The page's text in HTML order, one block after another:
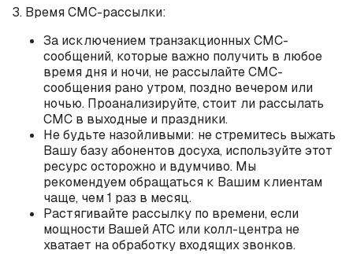
3. Время СМС-рассылки:
За исключением транзакционных СМС-
сообщений, которые важно получить в любое
время дня и ночи, не рассылайте СМС-
сообщения рано утром, поздно вечером или
ночью. Проанализируйте, стоит ли рассылать
СМС в выходные и праздники.
Не будьте назойливыми: не стремитесь выжать
Вашу базу абонентов досуха, используйте этот
ресурс осторожно и вдумчиво. Мы
рекомендуем обращаться к Вашим клиентам
чаще, чем 1 раз в месяц.
Растягивайте рассылку по времени, если
мощности Вашей АТС или колл-центра не
хватает на обработку входящих звонков.